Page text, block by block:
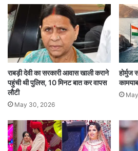
उनके कार्यकाल को छह महीने के
बाद लोकसभा चुनाव से पहले इस वर्ष
उनको तीन महीने का एक्सटेंशन दे
सीमाएं 31 अगस्त को समाप्त होने
तो गृह मंत्रालय दिल्ली सरकार में
प्रशासनिक स्तर पर प्रक्रिया भी
बता दें कि 1987 बैच के आईएएस
अप्रैल 2022 में दिल्ली के मुख्य
राबड़ी देवी का सरकारी आवास खाली कराने
पहुंची थी पुलिस, 10 मिनट बात कर वापस
लौटी
May 30, 2026
होर्मुज